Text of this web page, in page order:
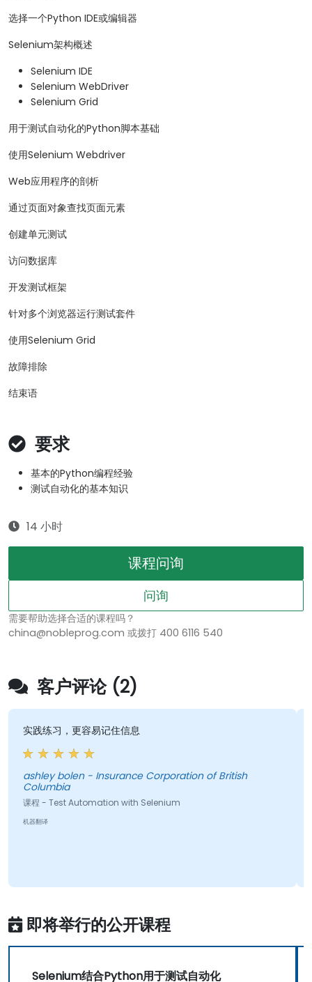
选择一个Python IDE或编辑器
Selenium架构概述
Selenium IDE
Selenium WebDriver
Selenium Grid
用于测试自动化的Python脚本基础
使用Selenium Webdriver
Web应用程序的剖析
通过页面对象查找页面元素
创建单元测试
访问数据库
开发测试框架
针对多个浏览器运行测试套件
使用Selenium Grid
故障排除
结束语
要求
基本的Python编程经验
测试自动化的基本知识
14 小时
课程问询
问询
需要帮助选择合适的课程吗？
china@nobleprog.com 或拨打 400 6116 540
客户评论 (2)
实践练习，更容易记住信息
ashley bolen - Insurance Corporation of British
Columbia
课程 - Test Automation with Selenium
机器翻译
即将举行的公开课程
Selenium结合Python用于测试自动化